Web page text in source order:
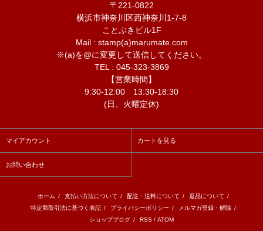
〒221-0822
横浜市神奈川区西神奈川1-7-8
ことぶきビル1F
Mail : stamp(a)marumate.com
※(a)を@に変更して送信してください。
TEL : 045-323-3869
【営業時間】
9:30-12:00 13:30-18:30
(日、火曜定休)
マイアカウント カートを見る
お問い合わせ
ホーム / 支払い方法について / 配送・送料について / 返品について /
特定商取引法に基づく表記 / プライバシーポリシー / メルマガ登録・解除 /
ショップブログ / RSS / ATOM